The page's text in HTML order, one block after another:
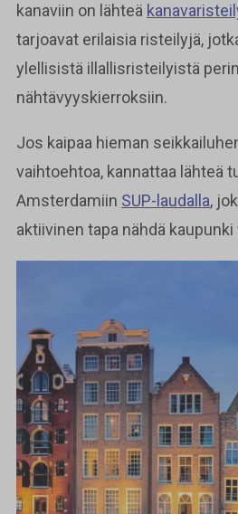
kanaviin on lähteä
tarjoavat erilaisia risteilyjä,
ylellisistä illallisristeilyistä
nähtävyyskierroksiin.
Jos kaipaa hieman
vaihtoehtoa, kannattaa lähteä
Amsterdamiin SUP-laudalla,
aktiivinen tapa nähdä